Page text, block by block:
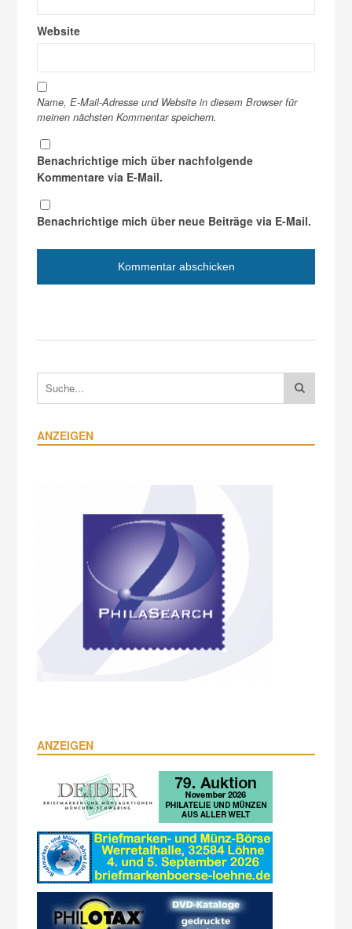
Website
Name, E-Mail-Adresse und Website in diesem Browser für
meinen nächsten Kommentar speichern.
Benachrichtige mich über nachfolgende
Kommentare via E-Mail.
Benachrichtige mich über neue Beiträge via E-Mail.
ANZEIGEN
ANZEIGEN